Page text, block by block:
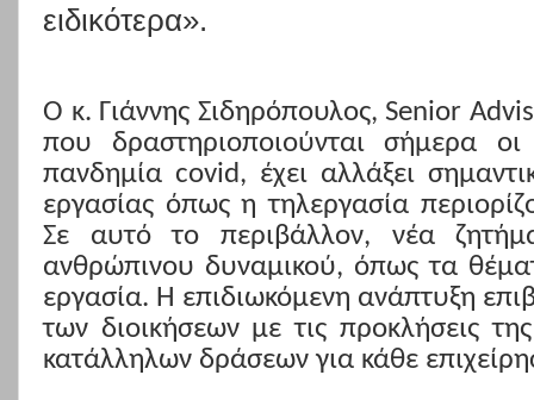
ειδικότερα».
Ο κ. Γιάννης Σιδηρόπουλος, Senior
που δραστηριοποιούνται σήμερα οι
πανδημία covid, έχει αλλάξει
εργασίας όπως η τηλεργασία
Σε αυτό το περιβάλλον, νέα
ανθρώπινου δυναμικού, όπως τα
εργασία. Η επιδιωκόμενη ανάπτυξη
των διοικήσεων με τις προκλήσεις
κατάλληλων δράσεων για κάθε